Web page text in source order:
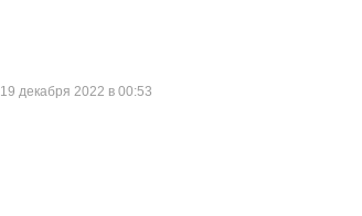
19 декабря 2022 в 00:53